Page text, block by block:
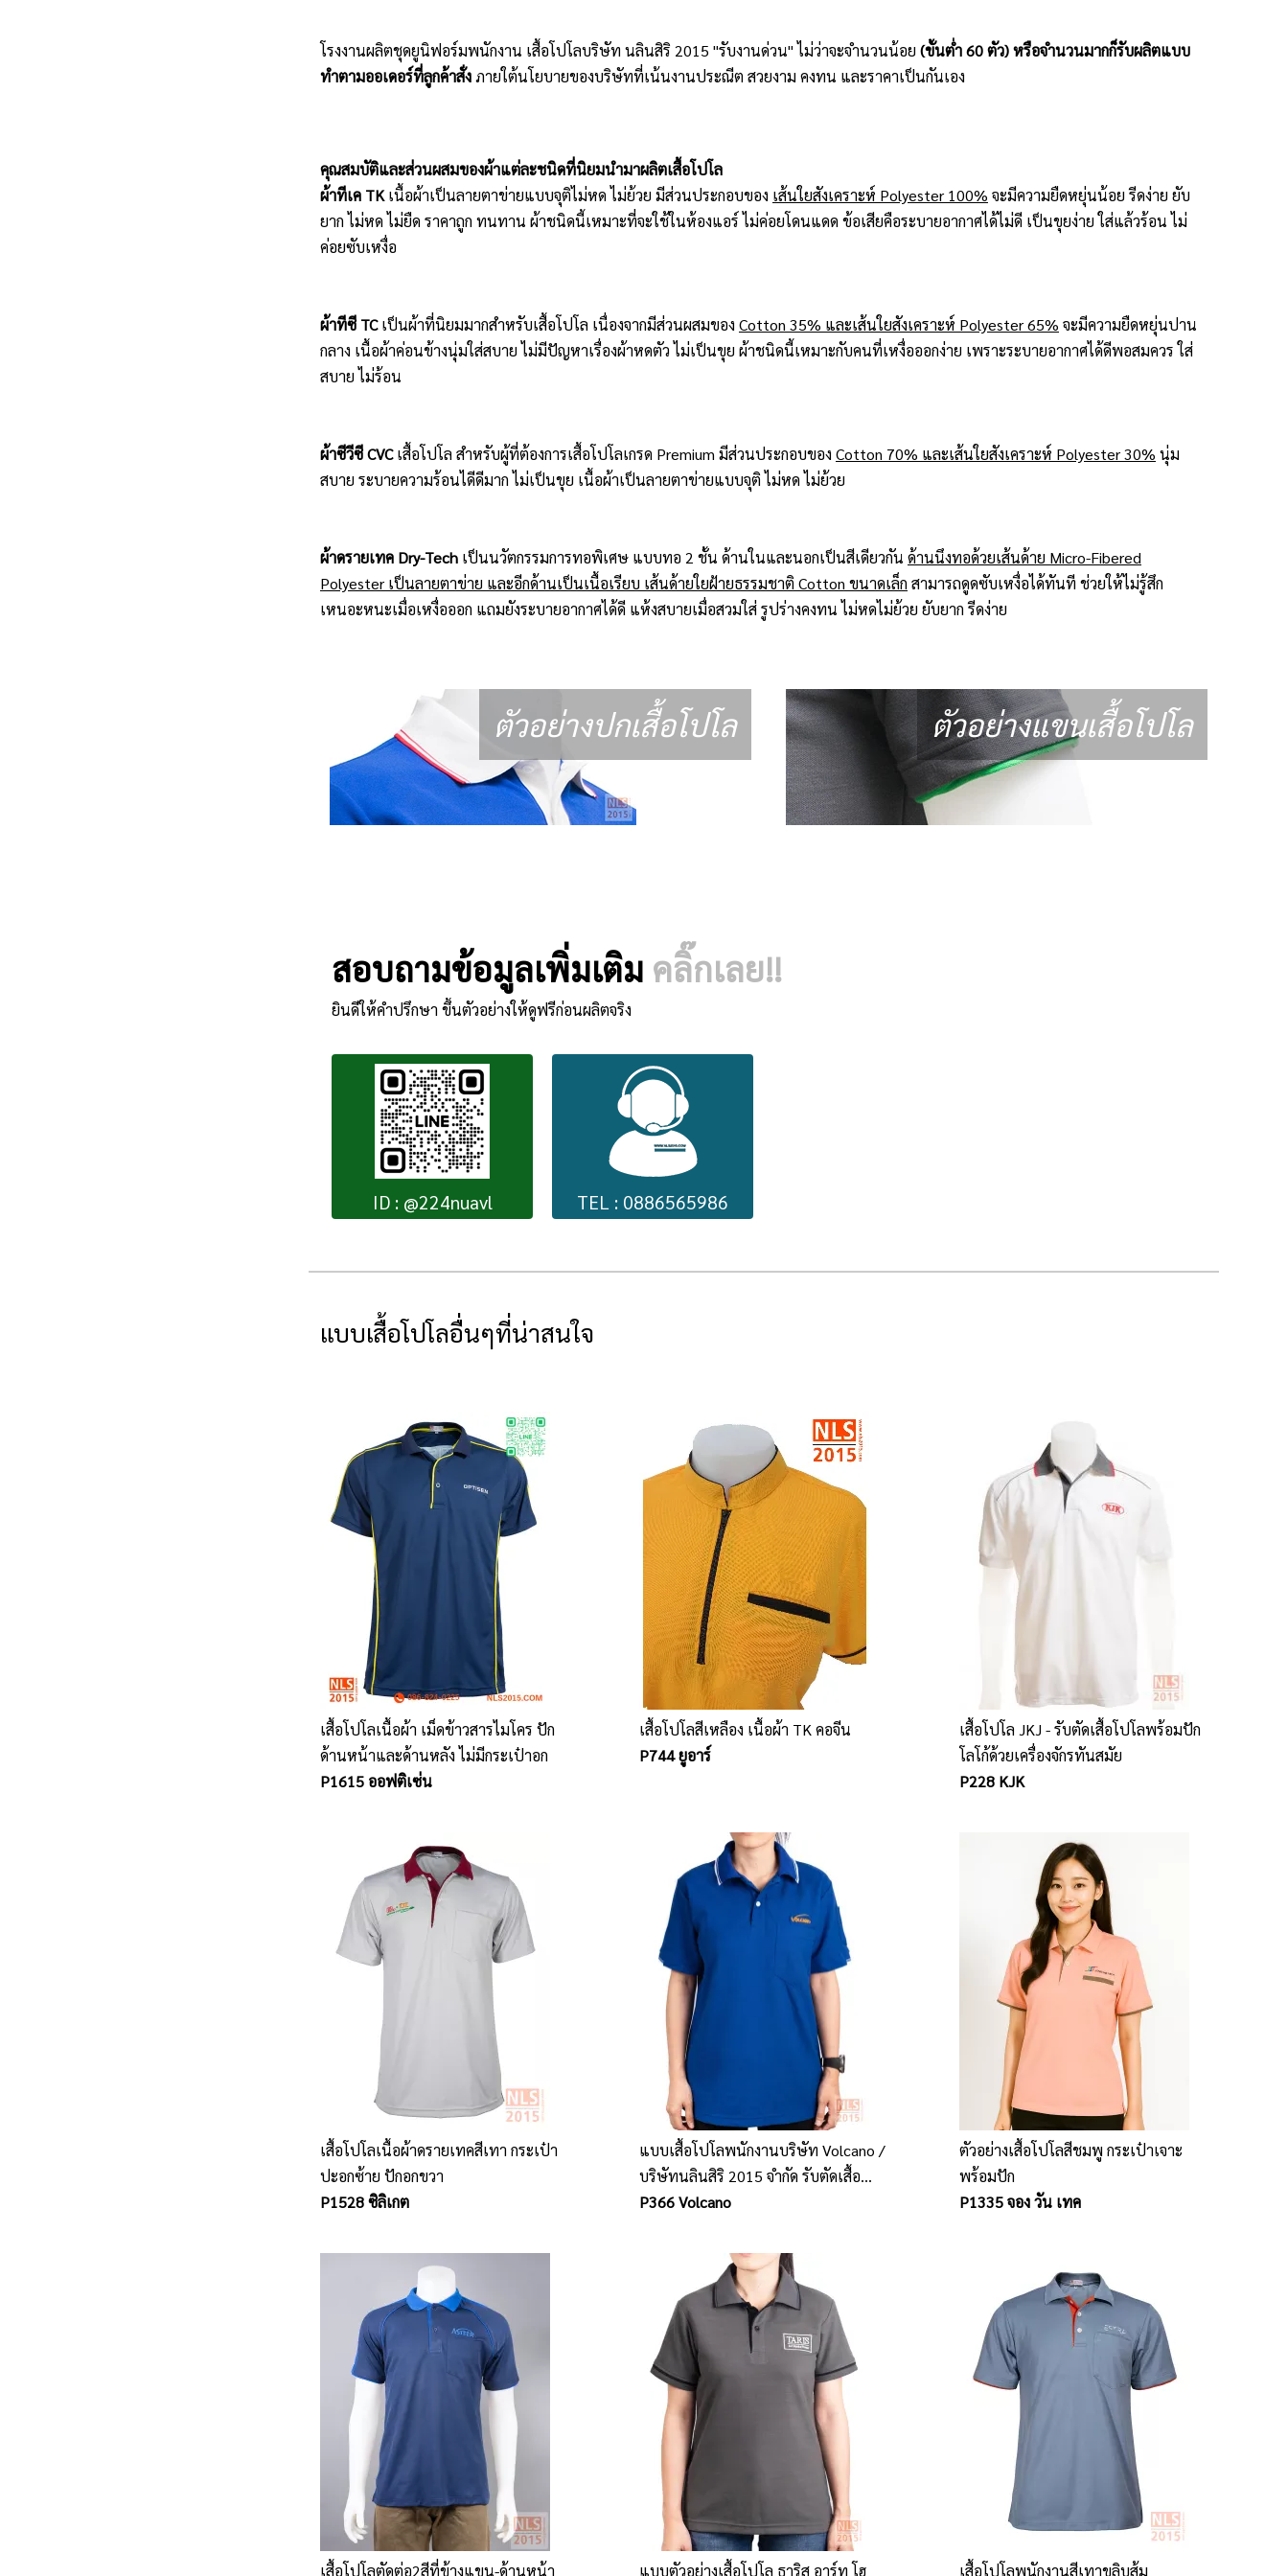
โรงงานผลิตชุดยูนิฟอร์มพนักงาน เสื้อโปโลบริษัท นลินสิริ 2015 "รับงานด่วน" ไม่ว่าจะจำนวนน้อย (ขั้นต่ำ 60 ตัว) หรือจำนวนมากก็รับผลิตแบบ
ทำตามออเดอร์ที่ลูกค้าสั่งภายใต้นโยบายของบริษัทที่เน้นงานประณีต สวยงาม คงทน และราคาเป็นกันเอง
คุณสมบัติและส่วนผสมของผ้าแต่ละชนิดที่นิยมนำมาผลิตเสื้อโปโล
ผ้าทีเค TKเนื้อผ้าเป็นลายตาข่ายแบบจุติไม่หด ไม่ย้วย มีส่วนประกอบของ เส้นใยสังเคราะห์ Polyester 100% จะมีความยืดหยุ่นน้อย รีดง่าย ยับ
ยาก ไม่หด ไม่ยืด ราคาถูก ทนทาน ผ้าชนิดนี้เหมาะที่จะใช้ในห้องแอร์ ไม่ค่อยโดนแดด ข้อเสียคือระบายอากาศได้ไม่ดี เป็นขุยง่าย ใส่แล้วร้อน ไม่
ค่อยซับเหงื่อ
ผ้าทีซี TCเป็นผ้าที่นิยมมากสำหรับเสื้อโปโล เนื่องจากมีส่วนผสมของ Cotton 35% และเส้นใยสังเคราะห์ Polyester 65% จะมีความยืดหยุ่นปาน
กลาง เนื้อผ้าค่อนข้างนุ่มใส่สบาย ไม่มีปัญหาเรื่องผ้าหดตัว ไม่เป็นขุย ผ้าชนิดนี้เหมาะกับคนที่เหงื่อออกง่าย เพราะระบายอากาศได้ดีพอสมควร ใส่
สบาย ไม่ร้อน
ผ้าซีวีซี CVCเสื้อโปโล สำหรับผู้ที่ต้องการเสื้อโปโลเกรด Premium มีส่วนประกอบของ Cotton 70% และเส้นใยสังเคราะห์ Polyester 30% นุ่ม
สบาย ระบายความร้อนไดีดีมาก ไม่เป็นขุย เนื้อผ้าเป็นลายตาข่ายแบบจุติ ไม่หด ไม่ย้วย
ผ้าดรายเทค Dry-Tech เป็นนวัตกรรมการทอพิเศษ แบบทอ 2 ชั้น ด้านในและนอกเป็นสีเดียวกัน ด้านนึงทอด้วยเส้นด้าย Micro-Fibered
Polyester เป็นลายตาข่าย และอีกด้านเป็นเนื้อเรียบ เส้นด้ายใยฝ้ายธรรมชาติ Cotton ขนาดเล็ก สามารถดูดซับเหงื่อได้ทันที ช่วยให้ไม่รู้สึก
เหนอะหนะเมื่อเหงื่อออก แถมยังระบายอากาศได้ดี แห้งสบายเมื่อสวมใส่ รูปร่างคงทน ไม่หดไม่ย้วย ยับยาก รีดง่าย
ตัวอย่างปกเสื้อโปโล ตัวอย่างแขนเสื้อโปโล
สอบถามข้อมูลเพิ่มเติม คลิ๊กเลย!!
ยินดีให้คำปรึกษา ขึ้นตัวอย่างให้ดูฟรีก่อนผลิตจริง
ID : @224nuavl TEL : 0886565986
แบบเสื้อโปโลอื่นๆที่น่าสนใจ
เสื้อโปโลเนื้อผ้า เม็ดข้าวสารไมโคร ปัก
ด้านหน้าและด้านหลัง ไม่มีกระเป๋าอก
P1615 ออฟติเซ่น
เสื้อโปโลสีเหลือง เนื้อผ้า TK คอจีน
P744 ยูอาร์
เสื้อโปโล JKJ - รับตัดเสื้อโปโลพร้อมปัก
โลโก้ด้วยเครื่องจักรทันสมัย
P228 KJK
เสื้อโปโลเนื้อผ้าดรายเทคสีเทา กระเป๋า
ปะอกซ้าย ปักอกขวา
P1528 ซิลิเกต
แบบเสื้อโปโลพนักงานบริษัท Volcano /
บริษัทนลินสิริ 2015 จำกัด รับตัดเสื้อ
โปโลพนักงาน รับผลิตเสื้อโปโลพนักงาน
P366 Volcano
ตัวอย่างเสื้อโปโลสีชมพู กระเป๋าเจาะ
พร้อมปัก
P1335 จอง วัน เทค
เสื้อโปโลตัดต่อ2สีที่ข้างแขน-ด้านหน้า แบบตัวอย่างเสื้อโปโล ธาริส อาร์ท โฮ เสื้อโปโลพนักงานสีเทาขลิบส้ม